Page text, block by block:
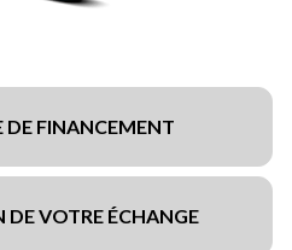
DE FINANCEMENT
DE VOTRE ÉCHANGE